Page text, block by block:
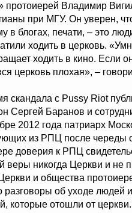
протоиерей Владимир
при МГУ. Он уверен,
в блогах, печати, – это
ходить в церковь.
ходить в кино. Если
церковь плохая», –
скандала с Pussy Riot
Сергей Баранов и
2012 года патриарх
из РПЦ после
доверия к РПЦ
веры никогда Церкви и не
и общества
разговоры об уходе людей
которые отошли от